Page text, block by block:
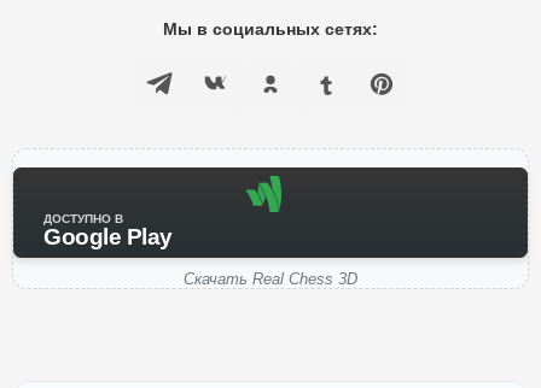
Мы в социальных сетях:
ДОСТУПНО В
Google Play
Скачать Real Chess 3D